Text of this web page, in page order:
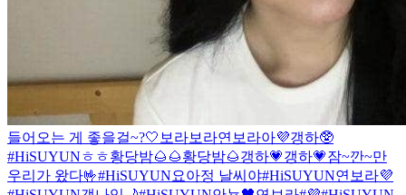
들어오는 게 좋을걸~?🤍 보라보라연보라아💜갱하🥸
#HiSUYUNㅎㅎ황당밤🌰🌰황당밤🌰갱하💗갱하💗잠~깐~만
우리가 왔다🤟#HiSUYUN요아정 날씨야#HiSUYUN연보라💜